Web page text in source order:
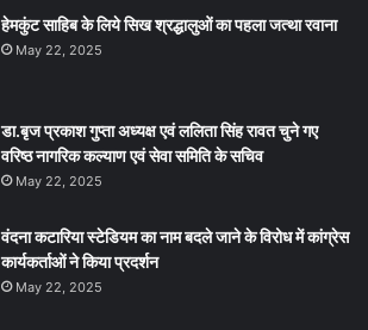
हेमकुंट साहिब के लिये सिख श्रद्धालुओं का पहला जत्था रवाना
May 22, 2025
डा.बृज प्रकाश गुप्ता अध्यक्ष एवं ललिता सिंह रावत चुने गए
वरिष्ठ नागरिक कल्याण एवं सेवा समिति के सचिव
May 22, 2025
वंदना कटारिया स्टेडियम का नाम बदले जाने के विरोध में कांग्रेस
कार्यकर्ताओं ने किया प्रदर्शन
May 22, 2025